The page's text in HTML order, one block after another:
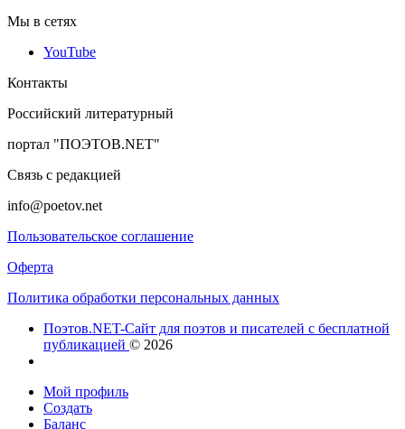
Мы в сетях
YouTube
Контакты
Российский литературный
портал "ПОЭТОВ.NET"
Связь с редакцией
info@poetov.net
Пользовательское соглашение
Оферта
Политика обработки персональных данных
Поэтов.NET-Сайт для поэтов и писателей с бесплатной
публикацией © 2026
Мой профиль
Создать
Баланс